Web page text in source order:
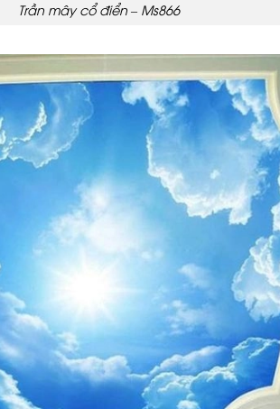
Trần mây cổ điển – Ms866